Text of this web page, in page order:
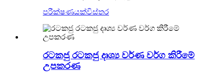
පරීක්ෂණයක්විස්තර
රටකජු රටකජු දෘශ්‍ය වර්ණ වර්ග කිරීමේ
උපකරණ